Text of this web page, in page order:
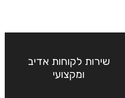
שירות לקוחות אדיב
ומקצועי